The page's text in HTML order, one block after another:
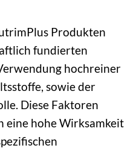
Produkten
fundierten
hochreiner
sowie der
Diese Faktoren
eine hohe Wirksamkeit